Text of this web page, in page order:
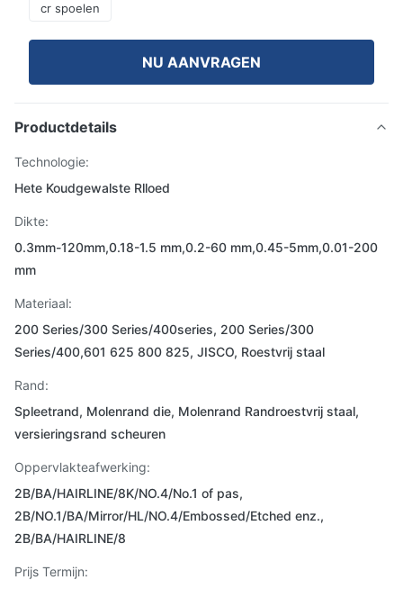
cr spoelen
NU AANVRAGEN
Productdetails
Technologie:
Hete Koudgewalste Rlloed
Dikte:
0.3mm-120mm,0.18-1.5 mm,0.2-60 mm,0.45-5mm,0.01-200
mm
Materiaal:
200 Series/300 Series/400series, 200 Series/300
Series/400,601 625 800 825, JISCO, Roestvrij staal
Rand:
Spleetrand, Molenrand die, Molenrand Randroestvrij staal,
versieringsrand scheuren
Oppervlakteafwerking:
2B/BA/HAIRLINE/8K/NO.4/No.1 of pas,
2B/NO.1/BA/Mirror/HL/NO.4/Embossed/Etched enz.,
2B/BA/HAIRLINE/8
Prijs Termijn: